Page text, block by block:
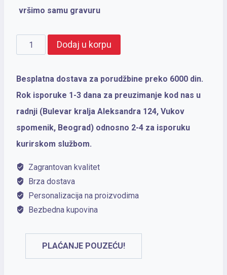
vršimo samu gravuru
PARKER
Royal
NP
IM
Prem
Violet
F
količina
Dodaj u korpu
Besplatna dostava za porudžbine preko 6000 din.
Rok isporuke 1-3 dana za preuzimanje kod nas u
radnji (Bulevar kralja Aleksandra 124, Vukov
spomenik, Beograd) odnosno 2-4 za isporuku
kurirskom službom.
Zagrantovan kvalitet
Brza dostava
Personalizacija na proizvodima
Bezbedna kupovina
PLAĆANJE POUZEĆU!